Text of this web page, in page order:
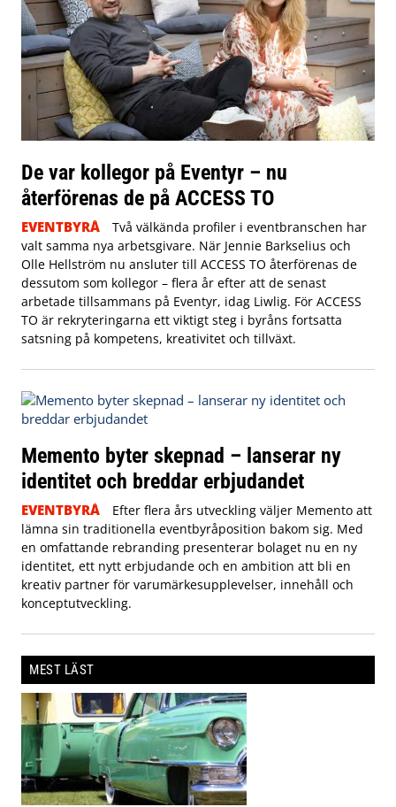
De var kollegor på Eventyr – nu
återförenas de på ACCESS TO
EVENTBYRÅ
Två välkända profiler i eventbranschen har
valt samma nya arbetsgivare. När Jennie Barkselius och
Olle Hellström nu ansluter till ACCESS TO återförenas de
dessutom som kollegor – flera år efter att de senast
arbetade tillsammans på Eventyr, idag Liwlig. För ACCESS
TO är rekryteringarna ett viktigt steg i byråns fortsatta
satsning på kompetens, kreativitet och tillväxt.
Memento byter skepnad – lanserar ny
identitet och breddar erbjudandet
EVENTBYRÅ
Efter flera års utveckling väljer Memento att
lämna sin traditionella eventbyråposition bakom sig. Med
en omfattande rebranding presenterar bolaget nu en ny
identitet, ett nytt erbjudande och en ambition att bli en
kreativ partner för varumärkesupplevelser, innehåll och
konceptutveckling.
MEST LÄST